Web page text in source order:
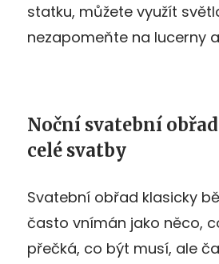
statku, můžete využít
nezapomeňte na lucerny
Noční svatební
celé svatby
Svatební obřad klasicky
často vnímán jako něco,
přečká, co být musí, ale